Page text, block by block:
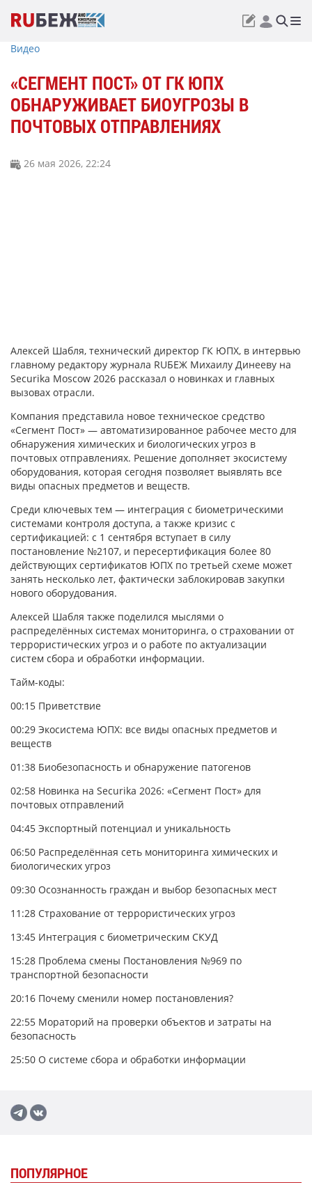
Видео
«СЕГМЕНТ ПОСТ» ОТ ГК ЮПХ
ОБНАРУЖИВАЕТ БИОУГРОЗЫ В
ПОЧТОВЫХ ОТПРАВЛЕНИЯХ
26 мая 2026, 22:24
Алексей Шабля, технический директор ГК ЮПХ, в интервью
главному редактору журнала RUБЕЖ Михаилу Динееву на
Securika Moscow 2026 рассказал о новинках и главных
вызовах отрасли.
Компания представила новое техническое средство
«Сегмент Пост» — автоматизированное рабочее место для
обнаружения химических и биологических угроз в
почтовых отправлениях. Решение дополняет экосистему
оборудования, которая сегодня позволяет выявлять все
виды опасных предметов и веществ.
Среди ключевых тем — интеграция с биометрическими
системами контроля доступа, а также кризис с
сертификацией: с 1 сентября вступает в силу
постановление №2107, и пересертификация более 80
действующих сертификатов ЮПХ по третьей схеме может
занять несколько лет, фактически заблокировав закупки
нового оборудования.
Алексей Шабля также поделился мыслями о
распределённых системах мониторинга, о страховании от
террористических угроз и о работе по актуализации
систем сбора и обработки информации.
Тайм-коды:
00:15 Приветствие
00:29 Экосистема ЮПХ: все виды опасных предметов и
веществ
01:38 Биобезопасность и обнаружение патогенов
02:58 Новинка на Securika 2026: «Сегмент Пост» для
почтовых отправлений
04:45 Экспортный потенциал и уникальность
06:50 Распределённая сеть мониторинга химических и
биологических угроз
09:30 Осознанность граждан и выбор безопасных мест
11:28 Страхование от террористических угроз
13:45 Интеграция с биометрическим СКУД
15:28 Проблема смены Постановления №969 по
транспортной безопасности
20:16 Почему сменили номер постановления?
22:55 Мораторий на проверки объектов и затраты на
безопасность
25:50 О системе сбора и обработки информации
ПОПУЛЯРНОЕ